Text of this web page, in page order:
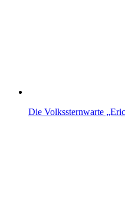
Die Volkssternwarte